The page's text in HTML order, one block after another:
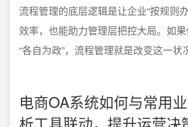
流程管理的底层逻辑是让企业“按规则
效率，也能助力管理层把控大局。如
“各自为政”，流程管理就是改变这一状
电商OA系统如何与常用